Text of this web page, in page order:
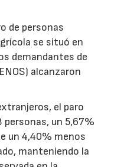
de personas
se situó en
demandantes de
alcanzaron
el paro
personas, un 5,67%
un 4,40% menos
manteniendo la